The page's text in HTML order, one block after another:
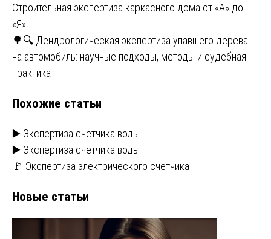
Навигация
по
записям
Строительная экспертиза каркасного дома от «А» до
«Я»
🌳🔍 Дендрологическая экспертиза упавшего дерева
на автомобиль: научные подходы, методы и судебная
практика
Похожие статьи
▶️ Экспертиза счетчика воды
▶️ Экспертиза счетчика воды
🚩 Экспертиза электрического счетчика
Новые статьи